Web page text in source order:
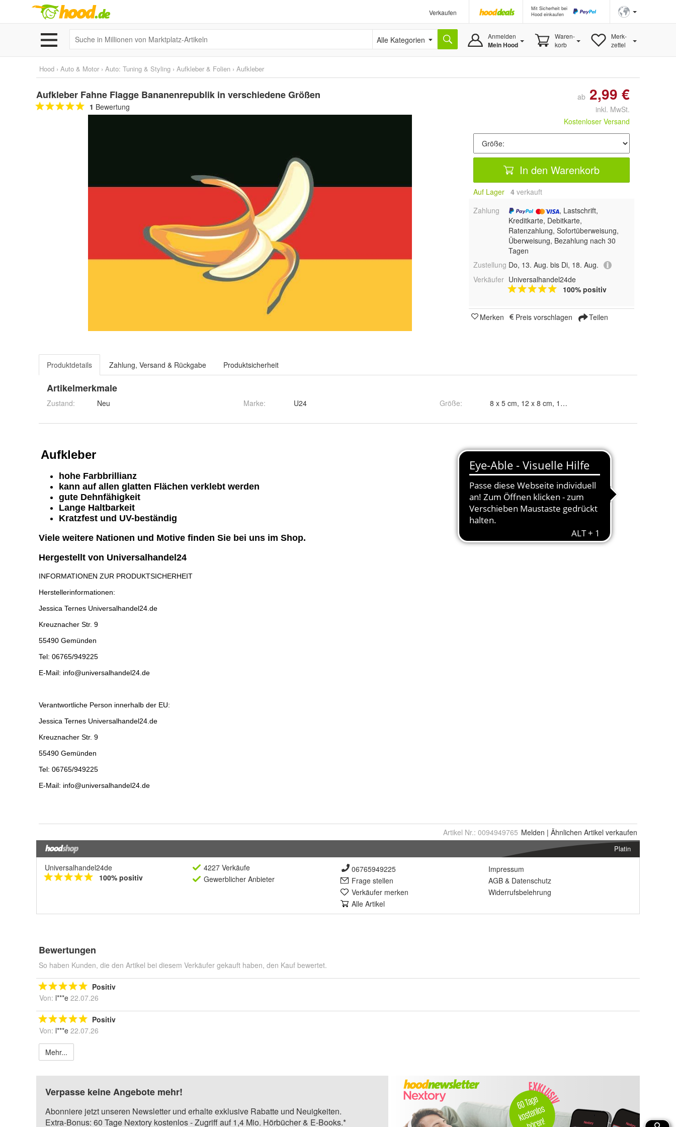
Verkaufen
Mit Sicherheit bei
Hood einkaufen
Alle Kategorien Anmelden
Mein Hood
Waren-
korb
Merk-
zettel
Hood › Auto & Motor › Auto: Tuning & Styling › Aufkleber & Folien › Aufkleber
Aufkleber Fahne Flagge Bananenrepublik in verschiedene Größen
1 Bewertung
ab 2,99 €
inkl. MwSt.
Kostenloser Versand
In den Warenkorb
Auf Lager 4 verkauft
Zahlung
, Lastschrift,
Kreditkarte, Debitkarte,
Ratenzahlung, Sofortüberweisung,
Überweisung, Bezahlung nach 30
Tagen
Zustellung Do, 13. Aug. bis Di, 18. Aug.
Verkäufer Universalhandel24de
100% positiv
Merken Preis vorschlagen Teilen
Produktdetails Zahlung, Versand & Rückgabe Produktsicherheit
Artikelmerkmale
Zustand: Neu Marke: U24 Größe:
Artikel Nr.: 0094949765 Melden | Ähnlichen Artikel verkaufen
Platin
Universalhandel24de
100% positiv
4227 Verkäufe
Gewerblicher Anbieter
06765949225
Frage stellen
Verkäufer merken
Alle Artikel
Impressum
AGB & Datenschutz
Widerrufsbelehrung
Bewertungen
So haben Kunden, die den Artikel bei diesem Verkäufer gekauft haben, den Kauf bewertet.
Positiv
Von: l***e 22.07.26
Positiv
Von: l***e 22.07.26
Mehr...
Verpasse keine Angebote mehr!
Abonniere jetzt unseren Newsletter und erhalte exklusive Rabatte und Neuigkeiten.
Extra-Bonus: 60 Tage Nextory kostenlos - Zugriff auf 1,4 Mio. Hörbücher & E-Books.*